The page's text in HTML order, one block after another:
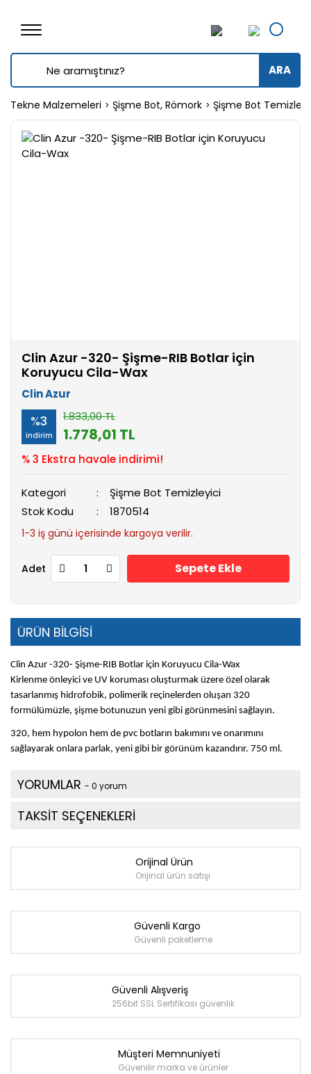
ARA
Tekne Malzemeleri Şişme Bot, Römork Şişme Bot
Clin Azur -320- Şişme-RIB Botlar için
Koruyucu Cila-Wax
Clin Azur
%3
indirim
1.833,00 TL
1.778,01 TL
% 3 Ekstra havale indirimi!
Kategori
Şişme Bot Temizleyici
Stok Kodu
1870514
1-3 iş günü içerisinde kargoya verilir.
Adet Sepete Ekle
ÜRÜN BİLGİSİ
Clin Azur -320- Şişme-RIB Botlar için Koruyucu Cila-Wax
Kirlenme önleyici ve UV koruması oluşturmak üzere özel olarak
tasarlanmış hidrofobik, polimerik reçinelerden oluşan 320
formülümüzle, şişme botunuzun yeni gibi görünmesini sağlayın.
320, hem hypolon hem de pvc botların bakımını ve onarımını
sağlayarak onlara parlak, yeni gibi bir görünüm kazandırır. 750 ml.
YORUMLAR - 0 yorum
TAKSİT SEÇENEKLERİ
Orijinal Ürün
Orijinal ürün satışı
Güvenli Kargo
Güvenli paketleme
Güvenli Alışveriş
256bit SSL Sertifikası güvenlik
Müşteri Memnuniyeti
Güvenilir marka ve ürünler